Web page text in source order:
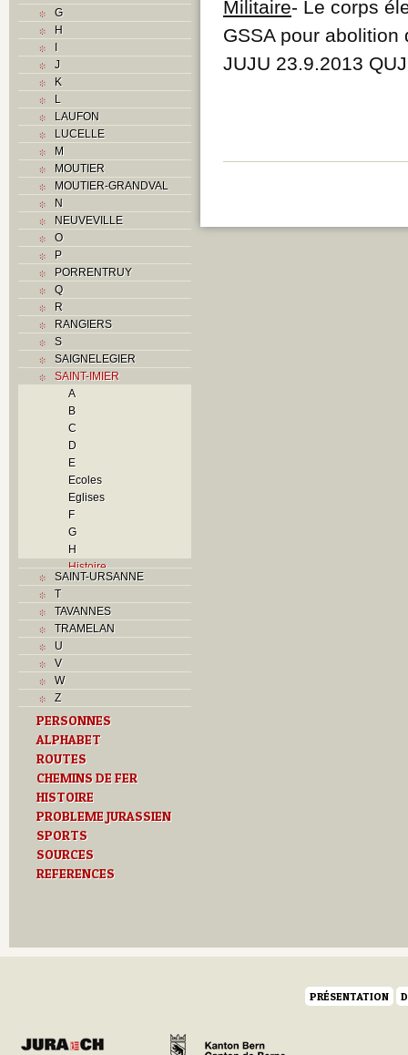
G
H
I
J
K
L
LAUFON
LUCELLE
M
MOUTIER
MOUTIER-GRANDVAL
N
NEUVEVILLE
O
P
PORRENTRUY
Q
R
RANGIERS
S
SAIGNELEGIER
SAINT-IMIER
A
B
C
D
E
Ecoles
Eglises
F
G
H
Histoire
I
J
K
P
Problème jurassien
Q
R
S
T
Textes
U
Z
SAINT-URSANNE
T
TAVANNES
TRAMELAN
U
V
W
Z
PERSONNES
ALPHABET
ROUTES
CHEMINS DE FER
HISTOIRE
PROBLEME JURASSIEN
SPORTS
SOURCES
REFERENCES
Militaire- Le corps
GSSA pour
JUJU 23.9.2013
PRÉSENTATION